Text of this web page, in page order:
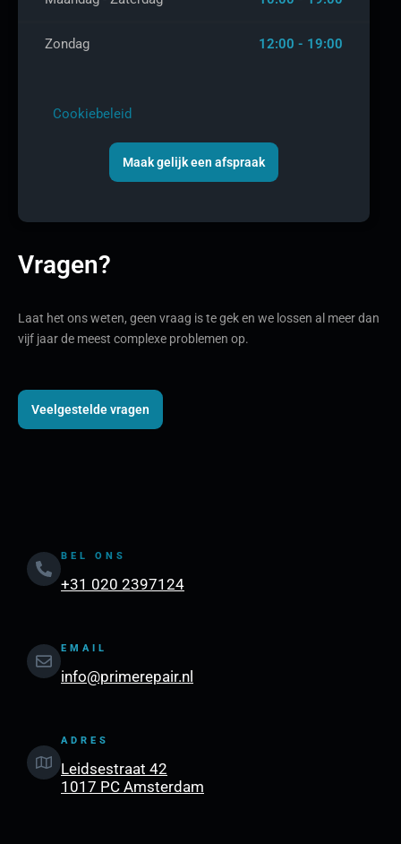
Zondag 12:00 - 19:00
Cookiebeleid
Maak gelijk een afspraak
Vragen?
Laat het ons weten, geen vraag is te gek en we lossen al meer dan
vijf jaar de meest complexe problemen op.
Veelgestelde vragen
BEL ONS
+31 020 2397124
EMAIL
info@primerepair.nl
ADRES
Leidsestraat 42
1017 PC Amsterdam